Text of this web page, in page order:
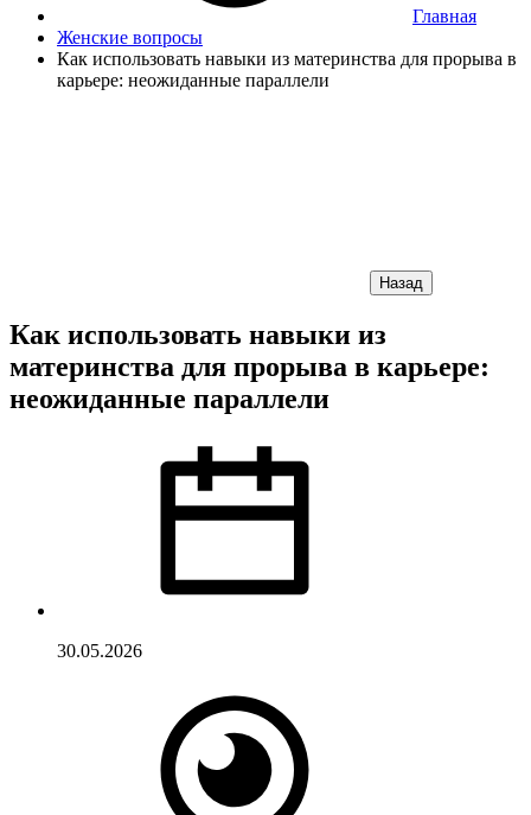
Главная
Женские вопросы
Как использовать навыки из материнства для прорыва в
карьере: неожиданные параллели
Назад
Как использовать навыки из
материнства для прорыва в карьере:
неожиданные параллели
30.05.2026